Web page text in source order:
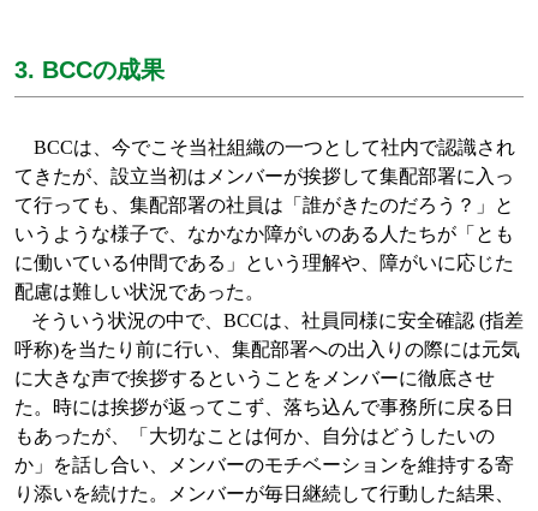
3. BCCの成果
BCCは、今でこそ当社組織の一つとして社内で認識され
てきたが、設立当初はメンバーが挨拶して集配部署に入っ
て行っても、集配部署の社員は「誰がきたのだろう？」と
いうような様子で、なかなか障がいのある人たちが「とも
に働いている仲間である」という理解や、障がいに応じた
配慮は難しい状況であった。
そういう状況の中で、 BCCは、社員同様に安全確認(指差
呼称)を当たり前に行い、集配部署への出入りの際には元気
に大きな声で挨拶するということをメンバーに徹底させ
た。時には挨拶が返ってこず、落ち込んで事務所に戻る日
もあったが、「大切なことは何か、自分はどうしたいの
か」を話し合い、メンバーのモチベーションを維持する寄
り添いを続けた。メンバーが毎日継続して行動した結果、